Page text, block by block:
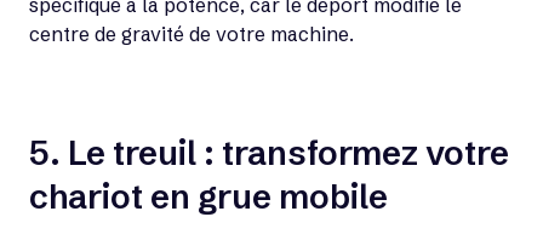
centre de gravité de votre machine.
5. Le treuil : transformez votre
chariot en grue mobile